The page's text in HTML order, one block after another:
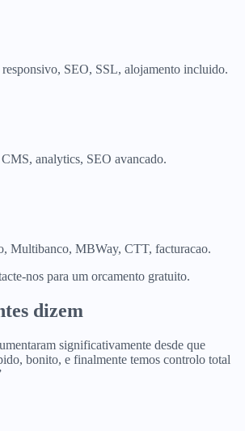
SEO, SSL, alojamento incluido.
analytics, SEO avancado.
Multibanco, MBWay, CTT, facturacao.
nos para um orcamento gratuito.
dizem
significativamente desde que
bonito, e finalmente temos controlo total